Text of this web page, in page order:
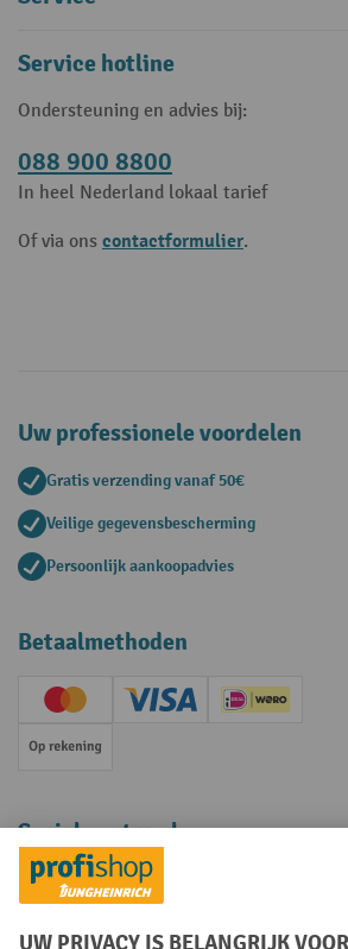
Service hotline
Ondersteuning en advies bij:
088 900 8800
In heel Nederland lokaal tarief
Of via ons contactformulier.
Uw professionele voordelen
Gratis verzending vanaf 50€
Veilige gegevensbescherming
Persoonlijk aankoopadvies
Betaalmethoden
Creditcard (Master)Creditcard (Visa)iDEAL | Wero
Op rekening
Sociale netwerken
Facebook
YouTube
LinkedInInstagram